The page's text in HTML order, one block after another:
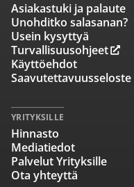
Asiakastuki ja palaute
Unohditko salasanan?
Usein kysyttyä
Turvallisuusohjeet
Käyttöehdot
Saavutettavuusseloste
YRITYKSILLE
Hinnasto
Mediatiedot
Palvelut Yrityksille
Ota yhteyttä